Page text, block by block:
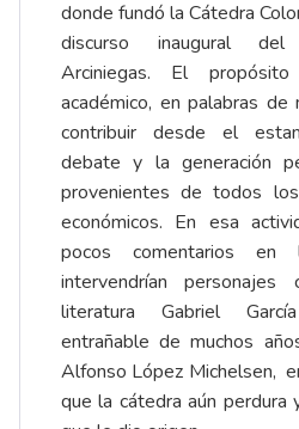
donde fundó la Cátedra
discurso inaugural del
Arciniegas. El
académico, en palabras
contribuir desde el
debate y la generación
provenientes de todos
económicos. En esa
pocos comentarios en
intervendrían
literatura Gabriel
entrañable de muchos
Alfonso López Michelsen,
que la cátedra aún perdura